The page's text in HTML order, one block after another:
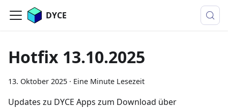
DYCE
Hotfix 13.10.2025
13. Oktober 2025 · Eine Minute Lesezeit
Updates zu DYCE Apps zum Download über